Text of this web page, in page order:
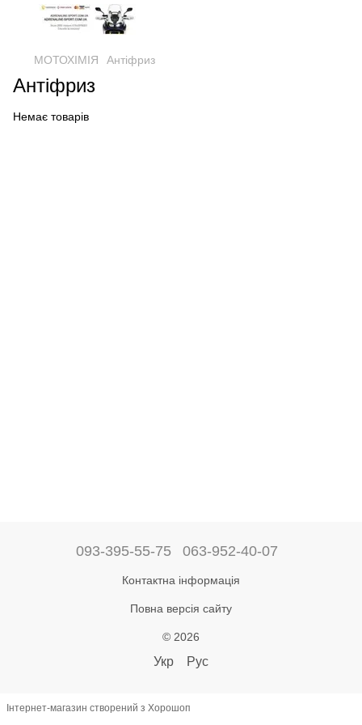
МОТОХІМІЯ Антіфриз
Антіфриз
Немає товарів
093-395-55-75 063-952-40-07
Контактна інформація
Повна версія сайту
© 2026
Укр Рус
Інтернет-магазин створений з Хорошоп